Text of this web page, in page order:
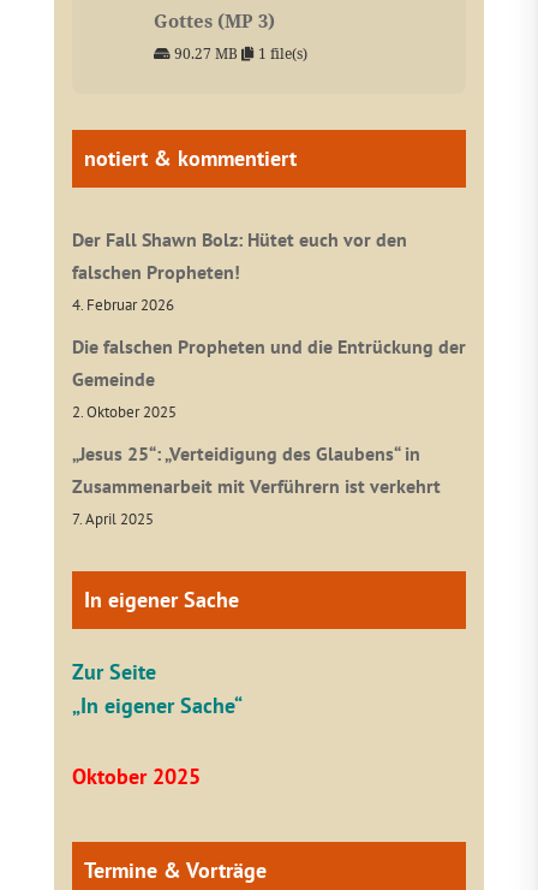
Gottes (MP 3)
90.27 MB 1 file(s)
notiert & kommentiert
Der Fall Shawn Bolz: Hütet euch vor den
falschen Propheten!
4. Februar 2026
Die falschen Propheten und die Entrückung der
Gemeinde
2. Oktober 2025
„Jesus 25“: „Verteidigung des Glaubens“ in
Zusammenarbeit mit Verführern ist verkehrt
7. April 2025
In eigener Sache
Zur Seite
„In eigener Sache“
Oktober 2025
Termine & Vorträge